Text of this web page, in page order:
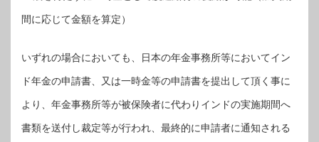
間に応じて金額を算定）
いずれの場合においても、日本の年金事務所等においてイン
ド年金の申請書、又は一時金等の申請書を提出して頂く事に
より、年金事務所等が被保険者に代わりインドの実施期間へ
書類を送付し裁定等が行われ、最終的に申請者に通知される